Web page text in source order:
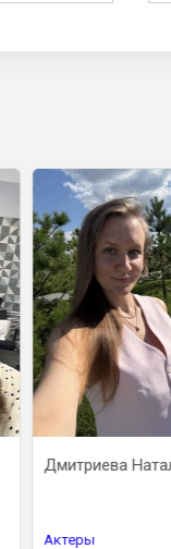
Дмитриева
Актеры